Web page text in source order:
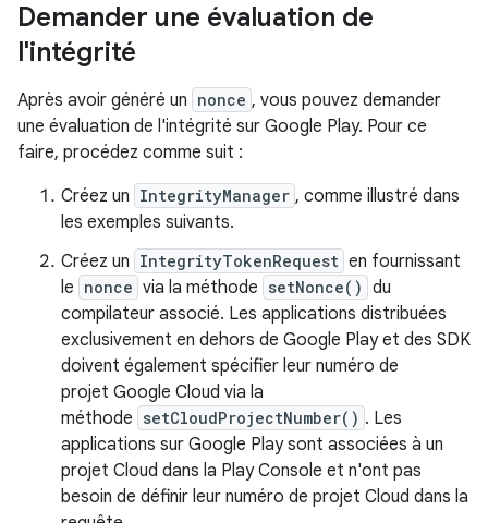
Demander une évaluation de
l'intégrité
Après avoir généré un nonce , vous pouvez demander
une évaluation de l'intégrité sur Google Play. Pour ce
faire, procédez comme suit :
Créez un IntegrityManager , comme illustré dans
les exemples suivants.
Créez un IntegrityTokenRequest en fournissant
le nonce via la méthode setNonce() du
compilateur associé. Les applications distribuées
exclusivement en dehors de Google Play et des SDK
doivent également spécifier leur numéro de
projet Google Cloud via la
méthode setCloudProjectNumber() . Les
applications sur Google Play sont associées à un
projet Cloud dans la Play Console et n'ont pas
besoin de définir leur numéro de projet Cloud dans la